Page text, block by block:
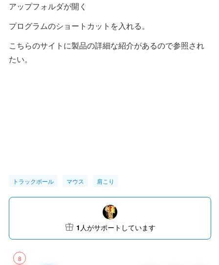
アップフォルダが開く
プログラムのショートカットを入れる。
こちらのサイトに製品の詳細な紹介があるので参照され
たい。
トラックボール マウス 肩こり
8
1 人がサポートしています